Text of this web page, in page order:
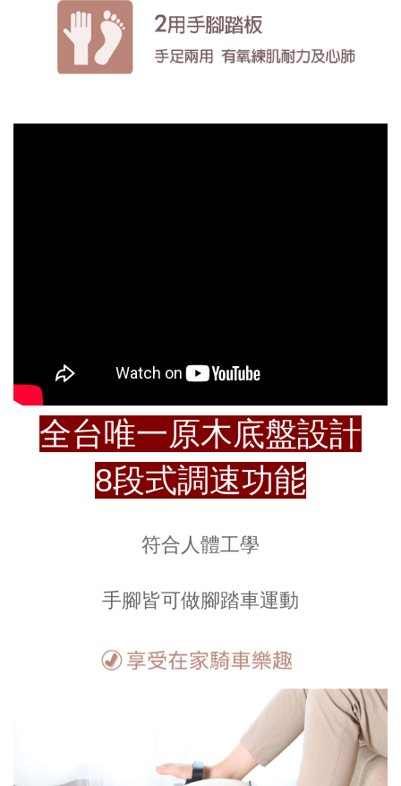
全台唯一原木底盤設計
8段式調速功能
符合人體工學
手腳皆可做腳踏車運動